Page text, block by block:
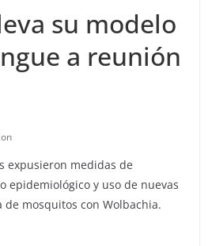
su modelo
a reunión
expusieron medidas de
epidemiológico y uso de nuevas
mosquitos con Wolbachia.